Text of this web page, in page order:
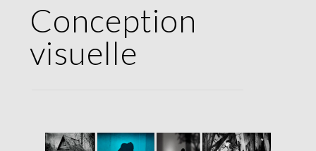
Conception
visuelle